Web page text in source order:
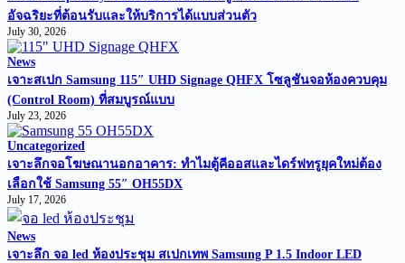
อัจฉริยะที่ต้อนรับและให้บริการได้แบบส่วนตัว
July 30, 2026
News
เจาะสเปก Samsung 115″ UHD Signage QHFX โซลูชันจอห้องควบคุม
(Control Room) ที่สมบูรณ์แบบ
July 23, 2026
Uncategorized
เจาะลึกจอโฆษณานอกอาคาร: ทำไมตู้คีออสและไดร์ฟทรูยุคใหม่ต้อง
เลือกใช้ Samsung 55″ OH55DX
July 17, 2026
News
เจาะลึก จอ led ห้องประชุม สเปกเทพ Samsung P 1.5 Indoor LED